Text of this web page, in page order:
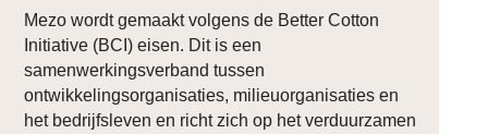
Mezo wordt gemaakt volgens de Better Cotton
Initiative (BCI) eisen. Dit is een
samenwerkingsverband tussen
ontwikkelingsorganisaties, milieuorganisaties en
het bedrijfsleven en richt zich op het verduurzamen